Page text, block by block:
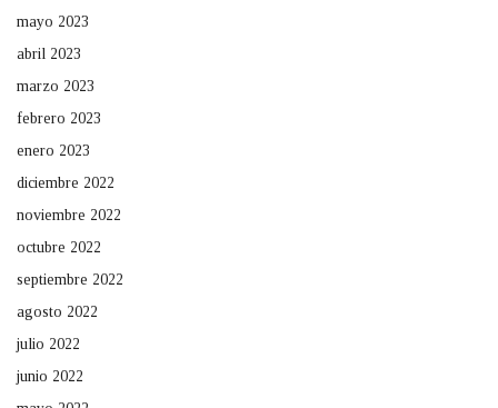
mayo 2023
abril 2023
marzo 2023
febrero 2023
enero 2023
diciembre 2022
noviembre 2022
octubre 2022
septiembre 2022
agosto 2022
julio 2022
junio 2022